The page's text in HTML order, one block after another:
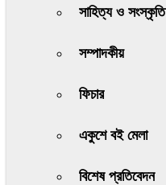
সাহিত্য ও সংস্কৃতি
সম্পাদকীয়
ফিচার
একুশে বই মেলা
বিশেষ প্রতিবেদন